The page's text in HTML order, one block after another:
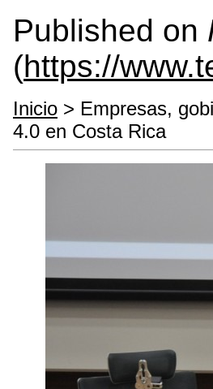
Published on
(https://
Inicio > Empresas,
4.0 en Costa Rica